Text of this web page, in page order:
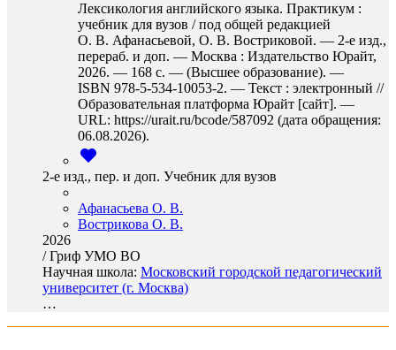
Лексикология английского языка. Практикум :
учебник для вузов / под общей редакцией
О. В. Афанасьевой, О. В. Востриковой. — 2-е изд.,
перераб. и доп. — Москва : Издательство Юрайт,
2026. — 168 с. — (Высшее образование). —
ISBN 978-5-534-10053-2. — Текст : электронный //
Образовательная платформа Юрайт [сайт]. —
URL: https://urait.ru/bcode/587092 (дата обращения:
06.08.2026).
2-е изд., пер. и доп. Учебник для вузов
Афанасьева О. В.
Вострикова О. В.
2026
/Гриф УМО ВО
Научная школа: Московский городской педагогический
университет (г. Москва)
…